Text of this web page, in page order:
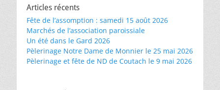
Articles récents
Fête de l’assomption : samedi 15 août 2026
Marchés de l’association paroissiale
Un été dans le Gard 2026
Pèlerinage Notre Dame de Monnier le 25 mai 2026
Pèlerinage et fête de ND de Coutach le 9 mai 2026